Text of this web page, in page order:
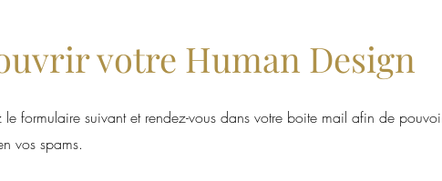
votre Human Design
le formulaire suivant et rendez-vous dans votre boite mail afin de
vos spams.